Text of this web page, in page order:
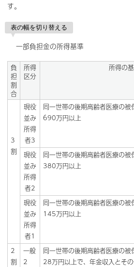
す。
表の幅を切り替える
一部負担金の所得基準
負
担
割
合
所得
区分
所得の
3
割
現役
並み
所得
者3
同一世帯の後期高齢者医療の
690万円以上
現役
並み
所得
者2
同一世帯の後期高齢者医療の
380万円以上
現役
並み
所得
者1
同一世帯の後期高齢者医療の
145万円以上
2
割
一般
2
同一世帯の後期高齢者医療の
28万円以上で、年金収入とそ